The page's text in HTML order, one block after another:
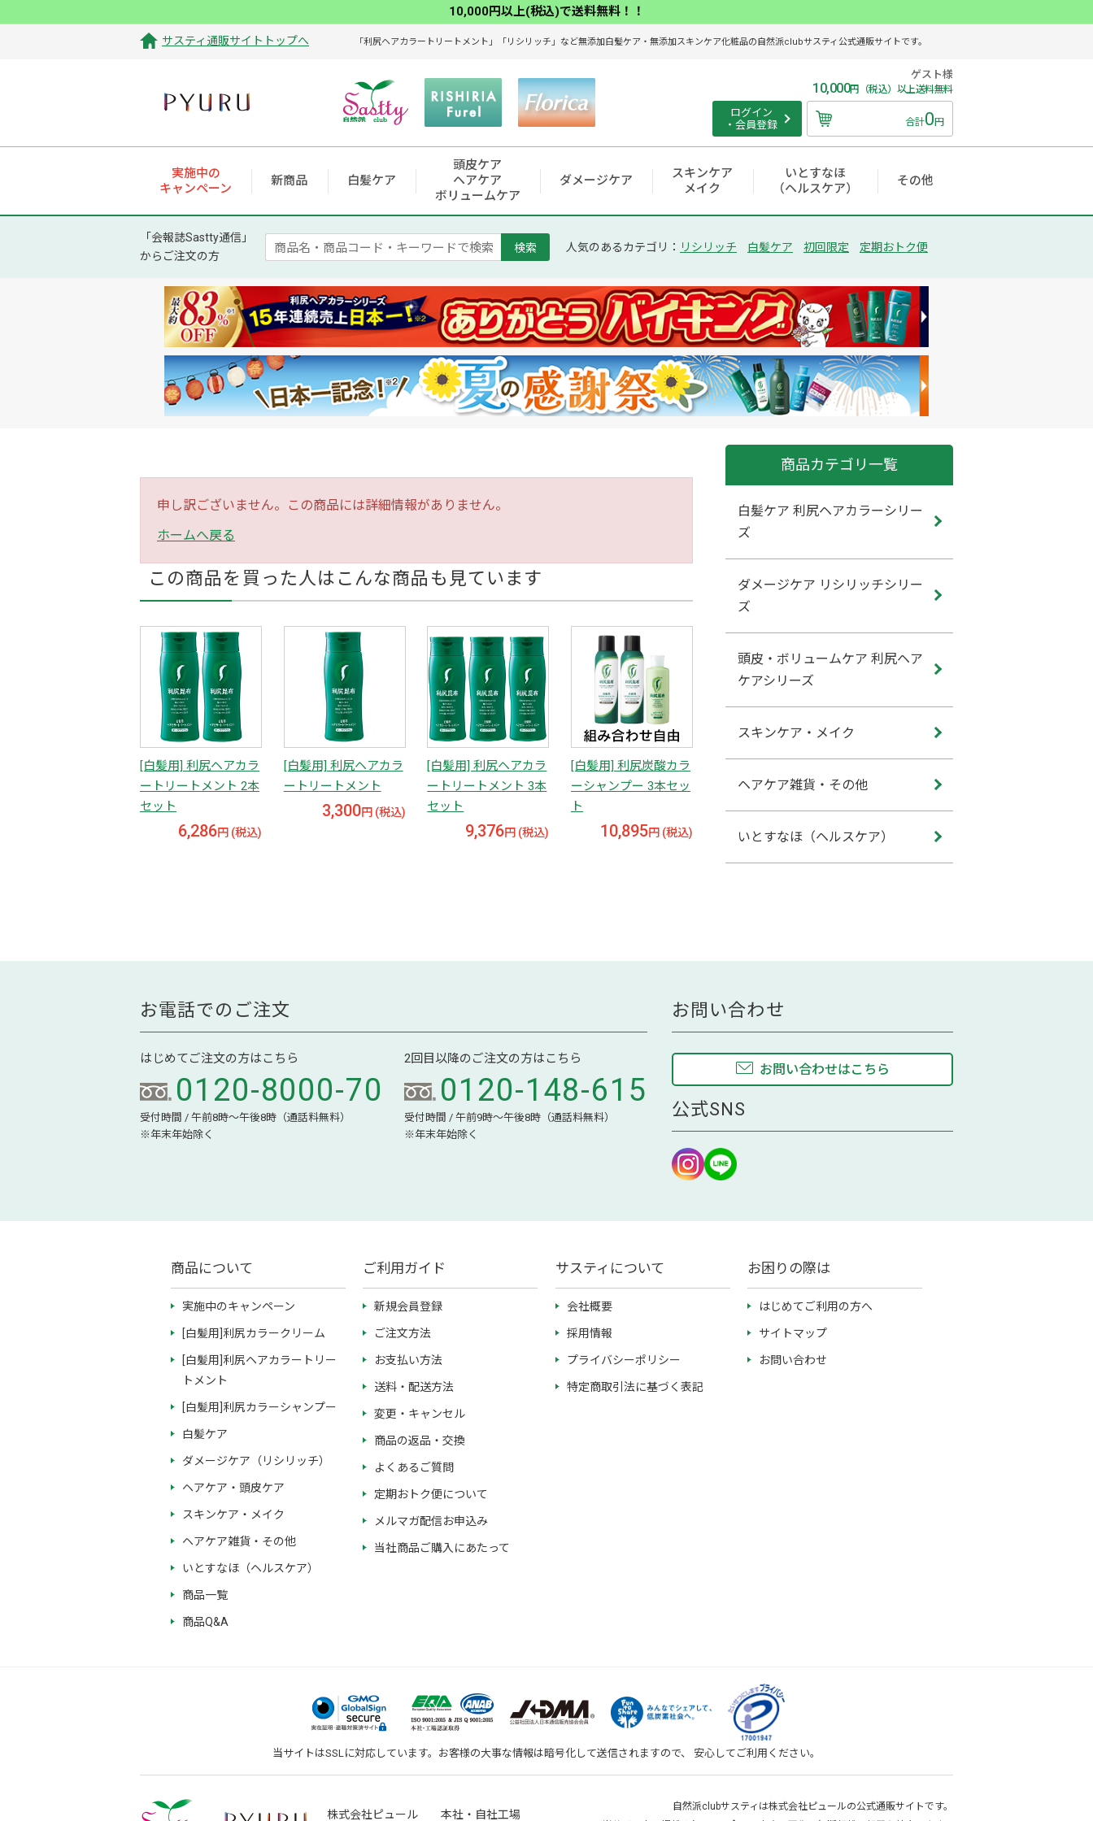
10,000円以上(税込)で送料無料！！
サスティ通販サイトトップへ 「利尻ヘアカラートリートメント」「リシリッチ」など無添加白髪ケア・無添加スキンケア化粧品の自然派clubサスティ公式通販サイトです。
ログイン
・会員登録
ゲスト様
10,000円（税込）以上送料無料
合計0円
実施中の
キャンペーン
新商品 白髪ケア
頭皮ケア
ヘアケア
ボリュームケア
ダメージケア
スキンケア
メイク
いとすなほ
（ヘルスケア）
その他
「会報誌Sastty通信」
からご注文の方
検索 人気のあるカテゴリ： リシリッチ 白髪ケア 初回限定 定期おトク便
申し訳ございません。この商品には詳細情報がありません。
ホームへ戻る
この商品を買った人はこんな商品も見ています
[白髪用] 利尻ヘアカラ
ートリートメント 2本
セット
6,286円 (税込)
[白髪用] 利尻ヘアカラ
ートリートメント
3,300円 (税込)
[白髪用] 利尻ヘアカラ
ートリートメント 3本
セット
9,376円 (税込)
[白髪用] 利尻炭酸カラ
ーシャンプー 3本セッ
ト
10,895円 (税込)
商品カテゴリ一覧
白髪ケア 利尻ヘアカラーシリー
ズ
ダメージケア リシリッチシリー
ズ
頭皮・ボリュームケア 利尻ヘア
ケアシリーズ
スキンケア・メイク
ヘアケア雑貨・その他
いとすなほ（ヘルスケア）
お電話でのご注文
はじめてご注文の方はこちら
0120-8000-70
受付時間 / 午前8時～午後8時（通話料無料）
※年末年始除く
2回目以降のご注文の方はこちら
0120-148-615
受付時間 / 午前9時～午後8時（通話料無料）
※年末年始除く
お問い合わせ
お問い合わせはこちら
公式SNS
商品について
実施中のキャンペーン
[白髪用]利尻カラークリーム
[白髪用]利尻ヘアカラートリー
トメント
[白髪用]利尻カラーシャンプー
白髪ケア
ダメージケア（リシリッチ）
ヘアケア・頭皮ケア
スキンケア・メイク
ヘアケア雑貨・その他
いとすなほ（ヘルスケア）
商品一覧
商品Q&A
ご利用ガイド
新規会員登録
ご注文方法
お支払い方法
送料・配送方法
変更・キャンセル
商品の返品・交換
よくあるご質問
定期おトク便について
メルマガ配信お申込み
当社商品ご購入にあたって
サスティについて
会社概要
採用情報
プライバシーポリシー
特定商取引法に基づく表記
お困りの際は
はじめてご利用の方へ
サイトマップ
お問い合わせ
当サイトはSSLに対応しています。お客様の大事な情報は暗号化して送信されますので、 安心してご利用ください。
株式会社ピュール 本社・自社工場
自然派clubサスティは株式会社ピュールの公式通販サイトです。